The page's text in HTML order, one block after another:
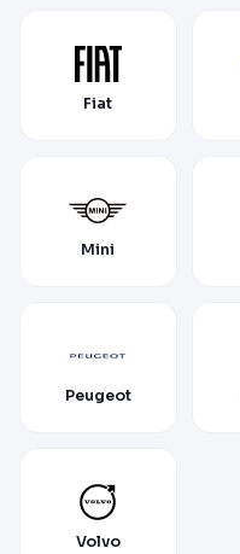
Fiat
Mini
Peugeot
Volvo